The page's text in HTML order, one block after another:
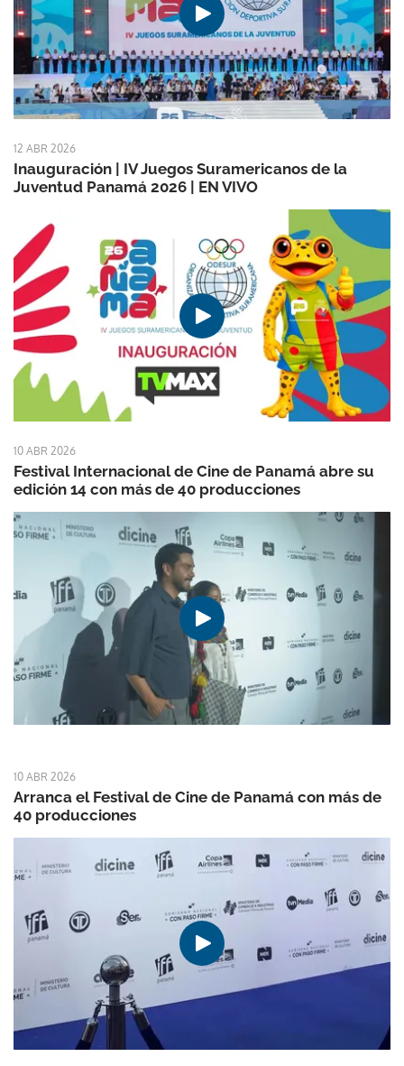
12 ABR 2026
Inauguración | IV Juegos Suramericanos de la
Juventud Panamá 2026 | EN VIVO
10 ABR 2026
Festival Internacional de Cine de Panamá abre su
edición 14 con más de 40 producciones
10 ABR 2026
Arranca el Festival de Cine de Panamá con más de
40 producciones